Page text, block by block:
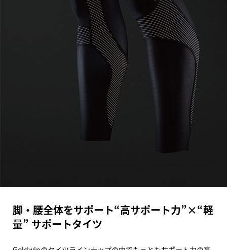
脚・腰全体をサポート“高サポート力”×“軽
量” サポートタイツ